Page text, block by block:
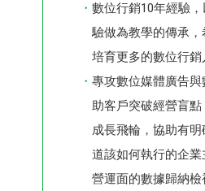
數位行銷10年經驗
驗做為教學的傳承
培育更多的數位行銷
專攻數位媒體廣告
助客戶突破經營盲
成長飛輪，協助有
道該如何執行的企
營運面的數據歸納